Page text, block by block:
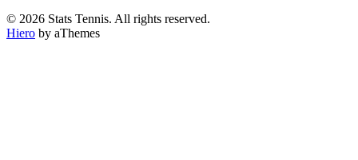
© 2026 Stats Tennis. All rights reserved.
Hiero by aThemes